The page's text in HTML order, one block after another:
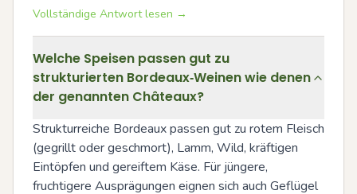
Vollständige Antwort lesen →
Welche Speisen passen gut zu
strukturierten Bordeaux‑Weinen wie denen
der genannten Châteaux?
Strukturreiche Bordeaux passen gut zu rotem Fleisch
(gegrillt oder geschmort), Lamm, Wild, kräftigen
Eintöpfen und gereiftem Käse. Für jüngere,
fruchtigere Ausprägungen eignen sich auch Geflügel